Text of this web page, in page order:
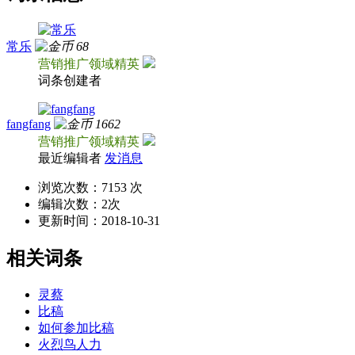
常乐
68
营销推广领域精英
词条创建者
fangfang
1662
营销推广领域精英
最近编辑者 发消息
浏览次数： 7153 次
编辑次数： 2次
更新时间： 2018-10-31
相关词条
灵蔡
比稿
如何参加比稿
火烈鸟人力